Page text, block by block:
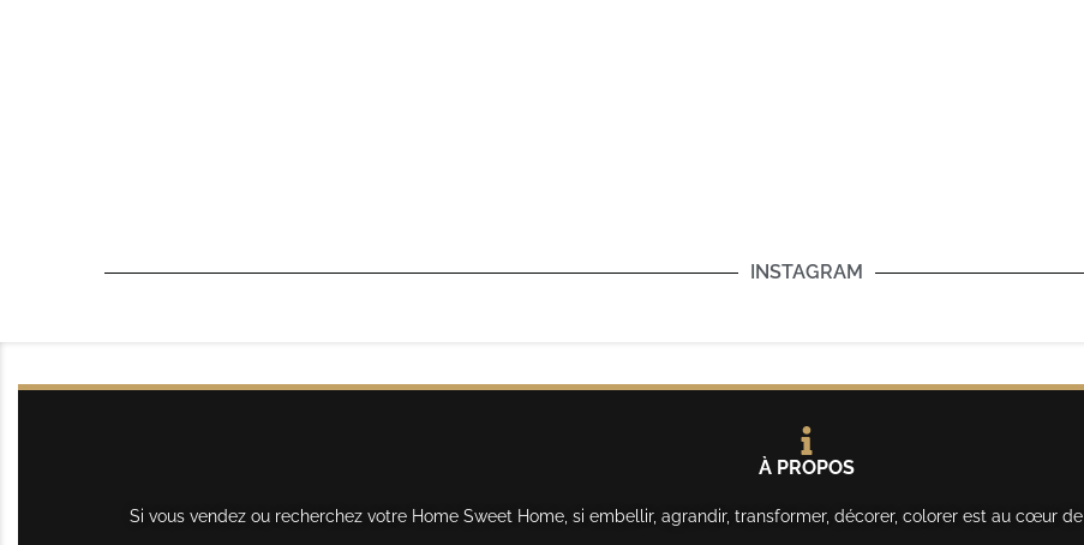
INSTAGRAM
À PROPOS
Si vous vendez ou recherchez votre Home Sweet Home, si embellir, agrandir, transformer, décorer, colorer est au cœur